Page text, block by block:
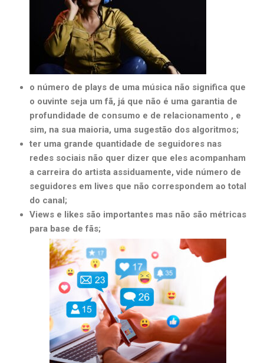
o número de plays de uma música não significa que
o ouvinte seja um fã, já que não é uma garantia de
profundidade de consumo e de relacionamento , e
sim, na sua maioria, uma sugestão dos algoritmos;
ter uma grande quantidade de seguidores nas
redes sociais não quer dizer que eles acompanham
a carreira do artista assiduamente, vide número de
seguidores em lives que não correspondem ao total
do canal;
Views e likes são importantes mas não são métricas
para base de fãs;